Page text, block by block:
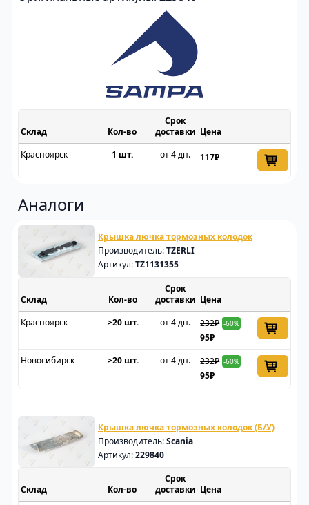
Склад
Срок
доставки Цена
Красноярск
1 шт. от 4 дн. 117₽
Аналоги
Крышка лючка тормозных колодок
Производитель:TZERLI
Артикул:TZ1131355
Склад
Срок
доставки Цена
Красноярск
>20 шт. от 4 дн. 232₽ -60%
95₽
Новосибирск
>20 шт. от 4 дн. 232₽ -60%
95₽
Крышка лючка тормозных колодок (Б/У)
Производитель:Scania
Артикул:229840
Склад
Срок
доставки Цена